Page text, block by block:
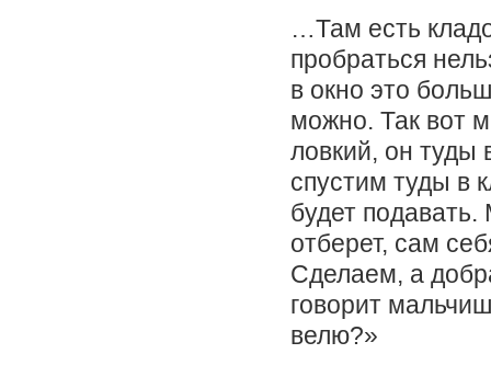
…Там есть
пробраться
в окно это
можно. Так вот
ловкий, он туды
спустим туды в
будет
отберет, сам
Сделаем, а
говорит
велю?»